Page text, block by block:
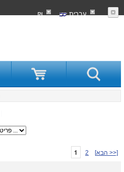
עִברִית ₪
1 2 [הבא >>]